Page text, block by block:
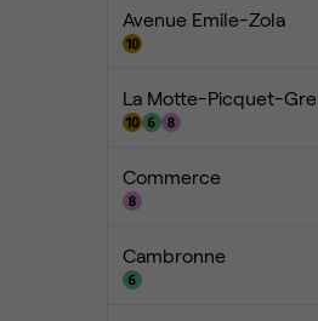
Avenue Emile-Zola
La Motte-Picquet-
Commerce
Cambronne